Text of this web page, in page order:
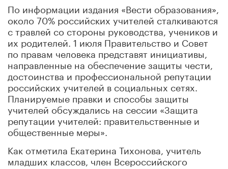
По информации издания «Вести образования»,
около 70% российских учителей сталкиваются
с травлей со стороны руководства, учеников и
их родителей. 1 июля Правительство и Совет
по правам человека представят инициативы,
направленные на обеспечение защиты чести,
достоинства и профессиональной репутации
российских учителей в социальных сетях.
Планируемые правки и способы защиты
учителей обсуждались на сессии «Защита
репутации учителей: правительственные и
общественные меры».
Как отметила Екатерина Тихонова, учитель
младших классов, член Всероссийского